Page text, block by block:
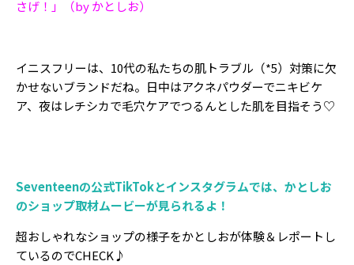
さげ！」（by かとしお）
イニスフリーは、10代の私たちの肌トラブル（*5）対策に欠
かせないブランドだね。日中はアクネパウダーでニキビケ
ア、夜はレチシカで毛穴ケアでつるんとした肌を目指そう♡
Seventeenの公式TikTokとインスタグラムでは、かとしお
のショップ取材ムービーが見られるよ！
超おしゃれなショップの様子をかとしおが体験＆レポートし
ているのでCHECK♪